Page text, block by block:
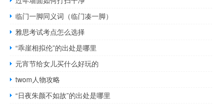
临门一脚同义词（临门凑一脚）
雅思考试考点怎么选择
“乖崖相拟伦”的出处是哪里
元宵节给女儿买什么好玩的
twom人物攻略
“日夜朱颜不如故”的出处是哪里